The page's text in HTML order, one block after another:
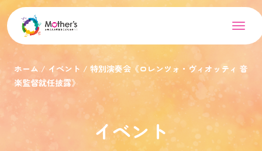
ホーム イベント
特別演奏会《ロレンツォ・ヴィオッティ 音
楽監督就任披露》
イベント